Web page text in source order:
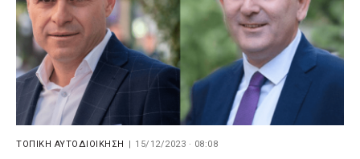
ΤΟΠΙΚΗ ΑΥΤΟΔΙΟΙΚΗΣΗ 15/12/2023 · 08:08